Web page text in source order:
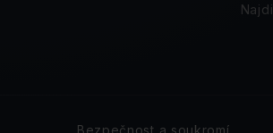
Najdi
Bezpečnost a soukromí